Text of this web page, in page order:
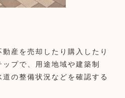
産を売却したり購入したり
プで、用途地域や建築制
の整備状況などを確認する